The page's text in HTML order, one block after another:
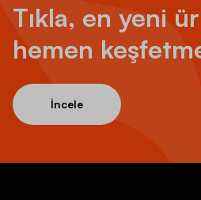
Tıkla, en yeni
hemen
İncele